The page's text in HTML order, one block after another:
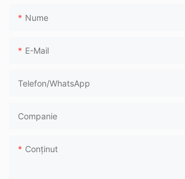
Nume
E-Mail
Telefon/WhatsApp
Companie
Conţinut